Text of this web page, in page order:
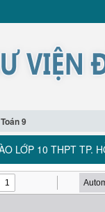
Toán 9
LỚP 10 THPT TP.